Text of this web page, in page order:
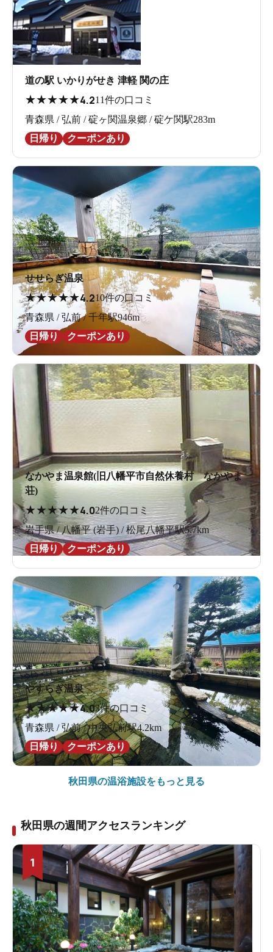
道の駅 いかりがせき 津軽 関の庄
★★★★★4.211件の口コミ
青森県 / 弘前 / 碇ヶ関温泉郷 / 碇ケ関駅283m
日帰り
クーポンあり
せせらぎ温泉
★★★★★4.210件の口コミ
青森県 / 弘前 / 千年駅946m
日帰り
クーポンあり
なかやま温泉館(旧八幡平市自然休養村 なかやま
荘)
★★★★★4.02件の口コミ
岩手県 / 八幡平 (岩手) / 松尾八幡平駅5.7km
日帰り
クーポンあり
やすらぎ温泉
★★★★★4.03件の口コミ
青森県 / 弘前 / 中央弘前駅4.2km
日帰り
クーポンあり
秋田県の温浴施設をもっと見る
秋田県の週間アクセスランキング
1